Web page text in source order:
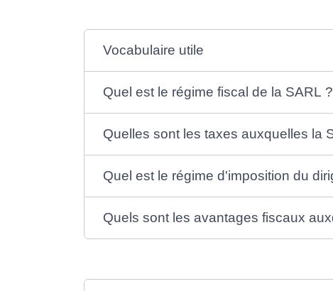
Vocabulaire utile
Quel est le régime fiscal de la SARL ?
Quelles sont les taxes auxquelles la
Quel est le régime d'imposition du
Quels sont les avantages fiscaux